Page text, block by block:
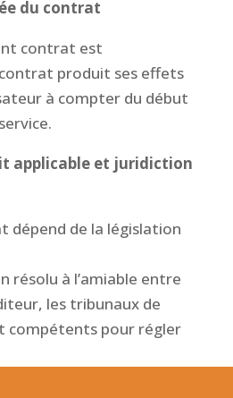
du contrat
contrat est
produit ses effets
à compter du début
applicable et juridiction
dépend de la législation
résolu à l’amiable entre
les tribunaux de
compétents pour régler